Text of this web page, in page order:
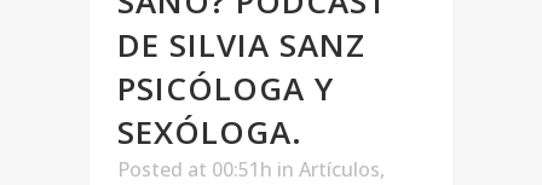
DE SILVIA SANZ
PSICÓLOGA Y
SEXÓLOGA.
Posted at 00:51h in Artículos,